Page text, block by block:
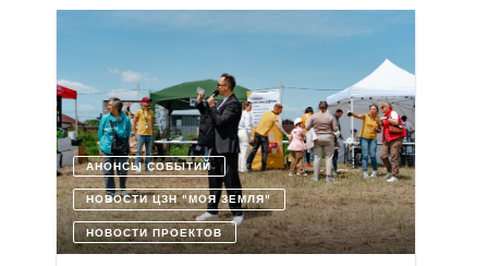
АНОНСЫ СОБЫТИЙ
НОВОСТИ ЦЗН "МОЯ ЗЕМЛЯ"
НОВОСТИ ПРОЕКТОВ